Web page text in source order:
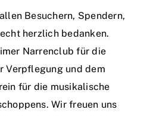
Besuchern, Spendern,
herzlich bedanken.
Narrenclub für die
Verpflegung und dem
für die musikalische
Wir freuen uns